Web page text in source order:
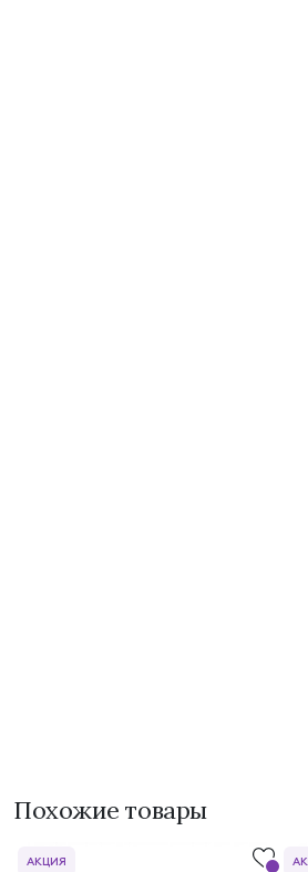
Похожие товары
АКЦИЯ